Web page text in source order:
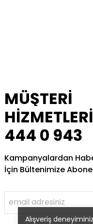
Alışveriş
MÜŞTERİ
HİZMETLERİ
444 0 943
Kampanyalardan
İçin Bültenimize